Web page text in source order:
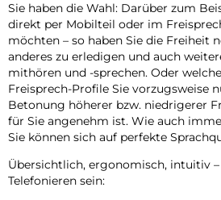
Sie haben die Wahl: Darüber zum
direkt per Mobilteil oder im
möchten – so haben Sie die Freiheit
anderes zu erledigen und auch
mithören und -sprechen. Oder
Freisprech-Profile Sie vorzugsweise
Betonung höherer bzw. niedrigerer
für Sie angenehm ist. Wie auch
Sie können sich auf perfekte
Übersichtlich, ergonomisch, intuitiv
Telefonieren sein: